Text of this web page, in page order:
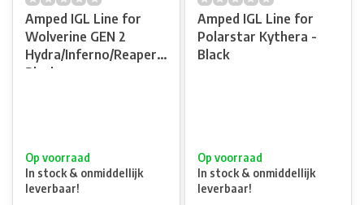
Amped IGL Line for
Wolverine GEN 2
Hydra/Inferno/Reaper -
Black
Op voorraad
In stock & onmiddellijk
leverbaar!
Amped IGL Line for
Polarstar Kythera -
Black
Op voorraad
In stock & onmiddellijk
leverbaar!